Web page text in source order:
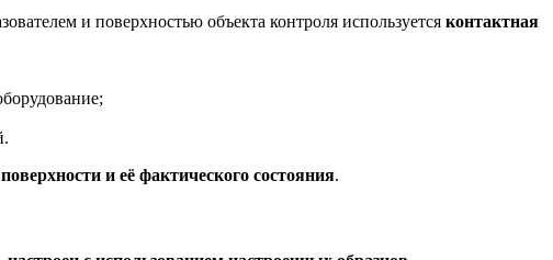
и поверхностью объекта контроля используется контактная
и её фактического состояния.